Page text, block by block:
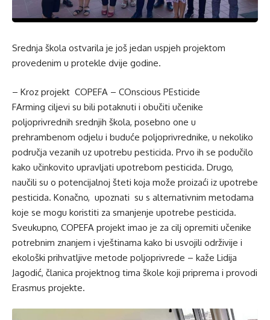
Srednja škola ostvarila je još jedan uspjeh projektom
provedenim u protekle dvije godine.
– Kroz projekt COPEFA – COnscious PEsticide
FArming ciljevi su bili potaknuti i obučiti učenike
poljoprivrednih srednjih škola, posebno one u
prehrambenom odjelu i buduće poljoprivrednike, u nekoliko
područja vezanih uz upotrebu pesticida. Prvo ih se podučilo
kako učinkovito upravljati upotrebom pesticida. Drugo,
naučili su o potencijalnoj šteti koja može proizaći iz upotrebe
pesticida. Konačno, upoznati su s alternativnim metodama
koje se mogu koristiti za smanjenje upotrebe pesticida.
Sveukupno, COPEFA projekt imao je za cilj opremiti učenike
potrebnim znanjem i vještinama kako bi usvojili održivije i
ekološki prihvatljive metode poljoprivrede – kaže Lidija
Jagodić, članica projektnog tima škole koji priprema i provodi
Erasmus projekte.